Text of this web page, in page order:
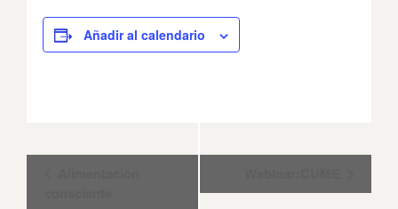
Añadir al calendario